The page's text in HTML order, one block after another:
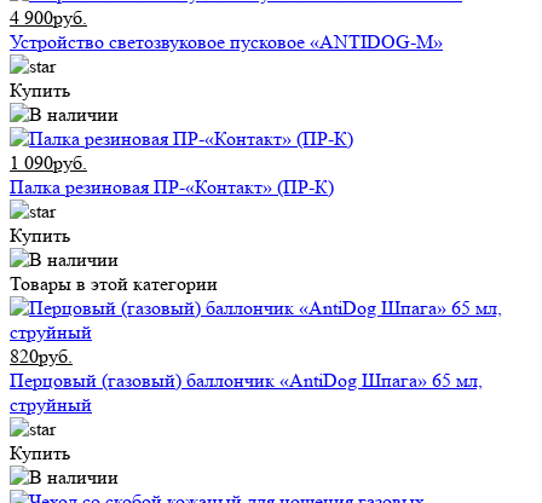
4 900руб.
Устройство светозвуковое пусковое «ANTIDOG-M»
Купить
1 090руб.
Палка резиновая ПР-«Контакт» (ПР-К)
Купить
Товары в этой категории
820руб.
Перцовый (газовый) баллончик «AntiDog Шпага» 65 мл,
струйный
Купить